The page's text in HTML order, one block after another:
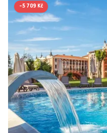
-5 709 Kč